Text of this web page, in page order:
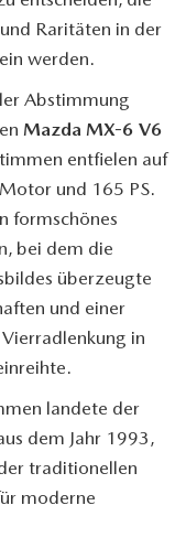
Raritäten in der
werden.
Abstimmung
Mazda MX-6 V6
entfielen auf
und 165 PS.
formschönes
bei dem die
überzeugte
und einer
in
landete der
dem Jahr 1993,
traditionellen
moderne